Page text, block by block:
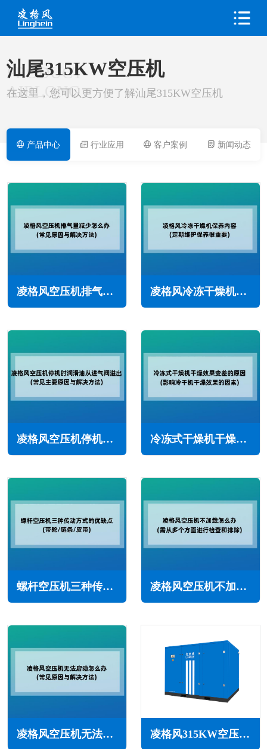
PRODUCT
AIRLONG
汕尾315KW空压机
在这里，您可以更方便了解汕尾315KW空压机
产品中心 行业应用 客户案例 新闻动态
凌格风空压机排气量减少怎么办(常见原因与解决方法) 凌格风冷冻干燥机保养内容(定期维护保养很重要)
凌格风空压机停机时润滑油从进气阀溢出(常见主要原因与解决方法) 冷冻式干燥机干燥效果变差的原因(影响冷干机干燥效果的因素)
螺杆空压机三种传动方式的优缺点(带轮/链条/皮带) 凌格风空压机不加载怎么办(需从多个方面进行检查和排除)
凌格风空压机无法启动怎么办(常见原因与解决方法) 凌格风315KW空压机LS系列